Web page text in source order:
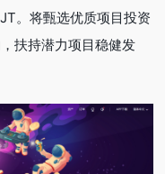
。将甄选优质项目投资
扶持潜力项目稳健发